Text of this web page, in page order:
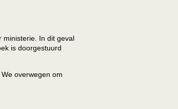
ministerie. In dit geval
is doorgestuurd
overwegen om